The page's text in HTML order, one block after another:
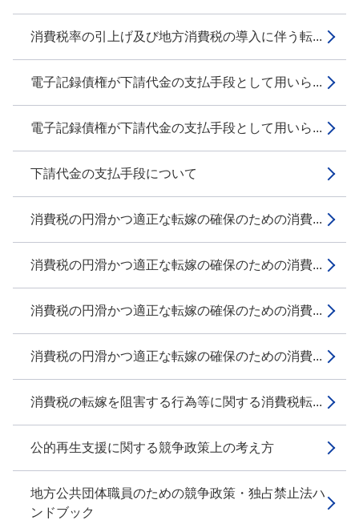
消費税率の引上げ及び地方消費税の導入に伴う転...
電子記録債権が下請代金の支払手段として用いら...
電子記録債権が下請代金の支払手段として用いら...
下請代金の支払手段について
消費税の円滑かつ適正な転嫁の確保のための消費...
消費税の円滑かつ適正な転嫁の確保のための消費...
消費税の円滑かつ適正な転嫁の確保のための消費...
消費税の円滑かつ適正な転嫁の確保のための消費...
消費税の転嫁を阻害する行為等に関する消費税転...
公的再生支援に関する競争政策上の考え方
地方公共団体職員のための競争政策・独占禁止法ハ
ンドブック